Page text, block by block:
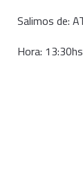
Salimos de:
Hora: 13:30hs